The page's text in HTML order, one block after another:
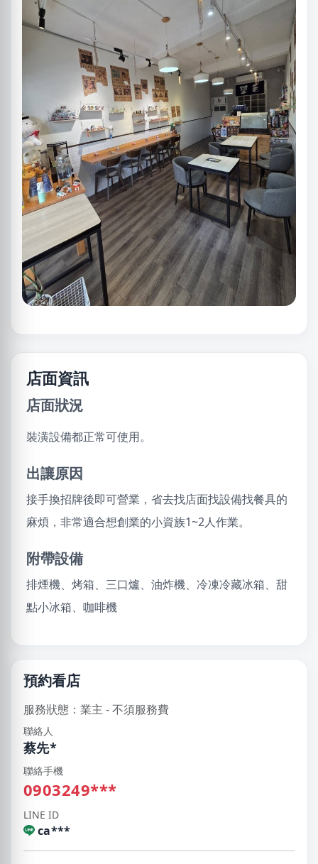
店面資訊
店面狀況
裝潢設備都正常可使用。
出讓原因
接手換招牌後即可營業，省去找店面找設備找餐具的
麻煩，非常適合想創業的小資族1~2人作業。
附帶設備
排煙機、烤箱、三口爐、油炸機、冷凍冷藏冰箱、甜
點小冰箱、咖啡機
預約看店
服務狀態：業主 - 不須服務費
聯絡人
蔡先*
聯絡手機
0903249***
LINE ID
ca***